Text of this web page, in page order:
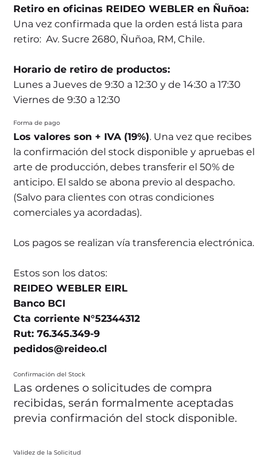
Retiro en oficinas REIDEO WEBLER en Ñuñoa:
Una vez confirmada que la orden está lista para
retiro: Av. Sucre 2680, Ñuñoa, RM, Chile.
Horario de retiro de productos:
Lunes a Jueves de 9:30 a 12:30 y de 14:30 a 17:30
Viernes de 9:30 a 12:30
Forma de pago
Los valores son + IVA (19%). Una vez que recibes
la confirmación del stock disponible y apruebas el
arte de producción, debes transferir el 50% de
anticipo. El saldo se abona previo al despacho.
(Salvo para clientes con otras condiciones
comerciales ya acordadas).
Los pagos se realizan vía transferencia electrónica.
Estos son los datos:
REIDEO WEBLER EIRL
Banco BCI
Cta corriente N°52344312
Rut: 76.345.349-9
pedidos@reideo.cl
Confirmación del Stock
Las ordenes o solicitudes de compra
recibidas, serán formalmente aceptadas
previa confirmación del stock disponible.
Validez de la Solicitud